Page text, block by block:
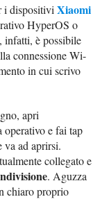
i dispositiviXiaomi
HyperOS o
è possibile
connessione Wi-
in cui scrivo
apri
operativo e fai tap
va ad aprirsi.
collegato e
. Aguzza
chiaro proprio